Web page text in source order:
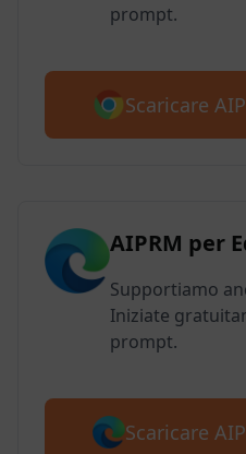
prompt.
Scaricare
AIPRM per
Supportiamo
Iniziate
prompt.
Scaricare